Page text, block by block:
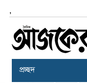
,
প্রচ্ছদ